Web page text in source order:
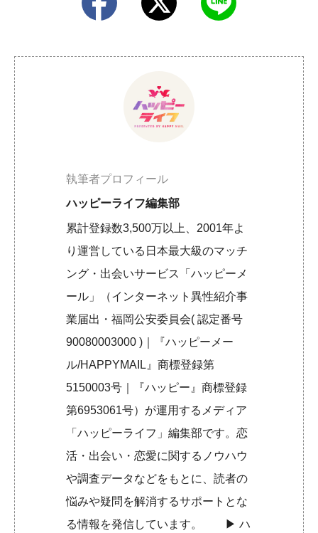
執筆者プロフィール
ハッピーライフ編集部
累計登録数3,500万以上、2001年よ
り運営している日本最大級のマッチ
ング・出会いサービス「ハッピーメ
ール」（インターネット異性紹介事
業届出・福岡公安委員会( 認定番号
90080003000 )｜『ハッピーメー
ル/HAPPYMAIL』商標登録第
5150003号｜『ハッピー』商標登録
第6953061号）が運用するメディア
「ハッピーライフ」編集部です。恋
活・出会い・恋愛に関するノウハウ
や調査データなどをもとに、読者の
悩みや疑問を解消するサポートとな
る情報を発信しています。 ▶︎ハ